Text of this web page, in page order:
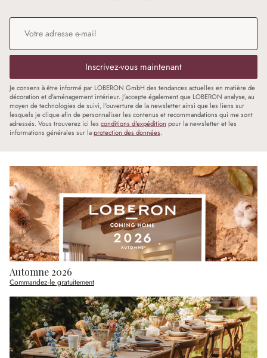
Adresse e-mail
Inscrivez-vous maintenant
Je consens à être informé par LOBERON GmbH des tendances actuelles en matière de
décoration et d'aménagement intérieur. J'accepte également que LOBERON analyse, au
moyen de technologies de suivi, l'ouverture de la newsletter ainsi que les liens sur
lesquels je clique afin de personnaliser les contenus et recommandations qui me sont
adressés. Vous trouverez ici les conditions d'expédition pour la newsletter et les
informations générales sur laprotection des données.
Automne 2026
Commandez-le gratuitement